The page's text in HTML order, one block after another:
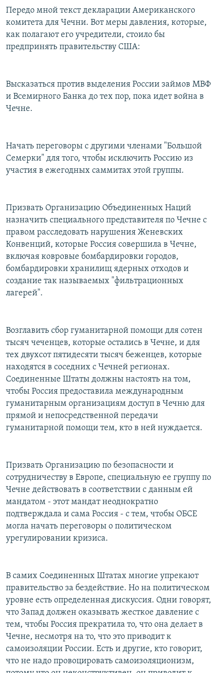
Передо мной текст декларации Американского
комитета для Чечни. Вот меры давления, которые,
как полагают его учредители, стоило бы
предпринять правительству США:
Высказаться против выделения России займов МВФ
и Всемирного Банка до тех пор, пока идет война в
Чечне.
Начать переговоры с другими членами "Большой
Семерки" для того, чтобы исключить Россию из
участия в ежегодных саммитах этой группы.
Призвать Организацию Объединенных Наций
назначить специального представителя по Чечне с
правом расследовать нарушения Женевских
Конвенций, которые Россия совершила в Чечне,
включая ковровые бомбардировки городов,
бомбардировки хранилищ ядерных отходов и
создание так называемых "фильтрационных
лагерей".
Возглавить сбор гуманитарной помощи для сотен
тысяч чеченцев, которые остались в Чечне, и для
тех двухсот пятидесяти тысяч беженцев, которые
находятся в соседних с Чечней регионах.
Соединенные Штаты должны настоять на том,
чтобы Россия предоставила международным
гуманитарным организациям доступ в Чечню для
прямой и непосредственной передачи
гуманитарной помощи тем, кто в ней нуждается.
Призвать Организацию по безопасности и
сотрудничеству в Европе, специальную ее группу по
Чечне действовать в соответствии с данным ей
мандатом - этот мандат неоднократно
подтверждала и сама Россия - с тем, чтобы ОБСЕ
могла начать переговоры о политическом
урегулировании кризиса.
В самих Соединенных Штатах многие упрекают
правительство за бездействие. Но на политическом
уровне есть определенная дискуссия. Одни говорят,
что Запад должен оказывать жесткое давление с
тем, чтобы Россия прекратила то, что она делает в
Чечне, несмотря на то, что это приводит к
самоизоляции России. Есть и другие, кто говорит,
что не надо провоцировать самоизоляционизм,